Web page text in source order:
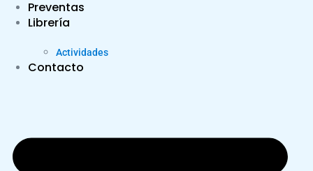
Preventas
Librería
Actividades
Contacto